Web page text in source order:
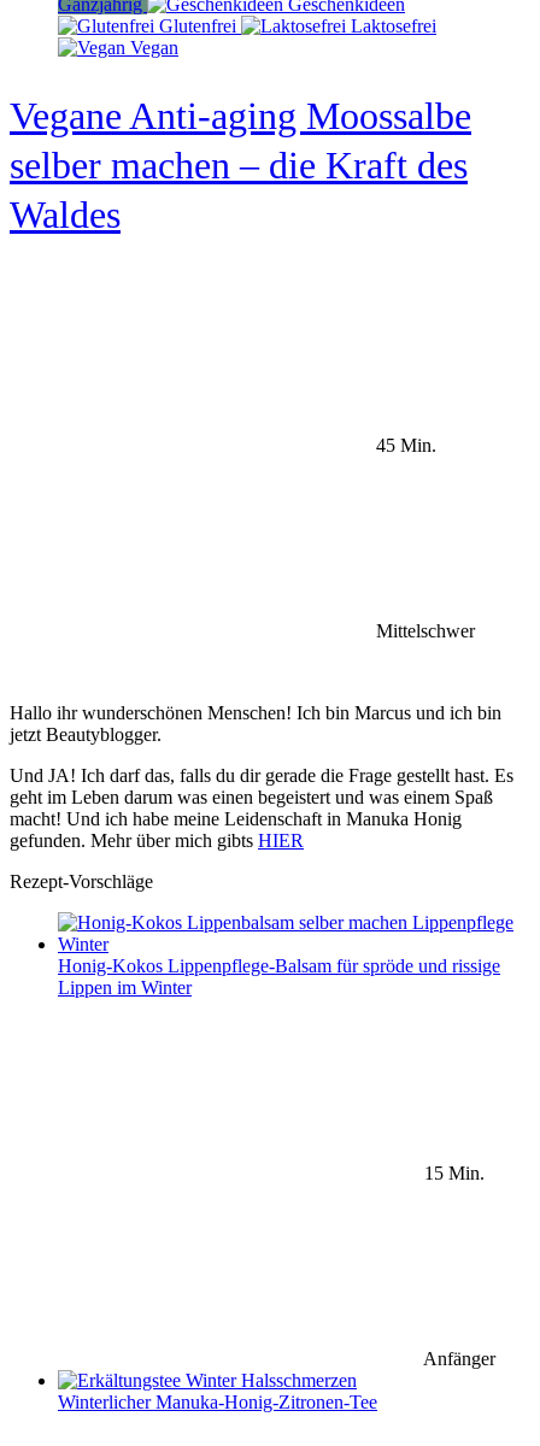
Ganzjährig
Geschenkideen
Glutenfrei
Laktosefrei
Vegan
Vegane Anti-aging Moossalbe
selber machen – die Kraft des
Waldes
45 Min.
Mittelschwer
Hallo ihr wunderschönen Menschen! Ich bin Marcus und ich bin
jetzt Beautyblogger.
Und JA! Ich darf das, falls du dir gerade die Frage gestellt hast. Es
geht im Leben darum was einen begeistert und was einem Spaß
macht! Und ich habe meine Leidenschaft in Manuka Honig
gefunden. Mehr über mich gibts HIER
Rezept-Vorschläge
Honig-Kokos Lippenpflege-Balsam für spröde und rissige
Lippen im Winter
15 Min.
Anfänger
Winterlicher Manuka-Honig-Zitronen-Tee